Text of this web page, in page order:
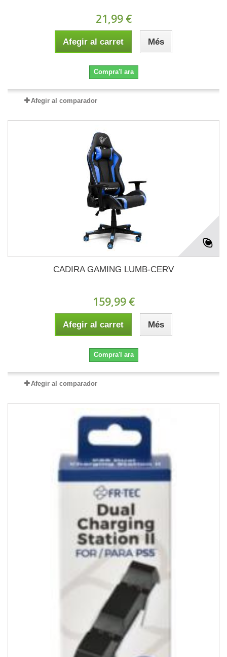
21,99 €
Afegir al carret Més
Compra'l ara
Afegir al comparador
CADIRA GAMING LUMB-CERV
159,99 €
Afegir al carret Més
Compra'l ara
Afegir al comparador